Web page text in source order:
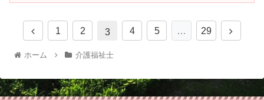
1 2 3 4 5 … 29
ホーム 介護福祉士